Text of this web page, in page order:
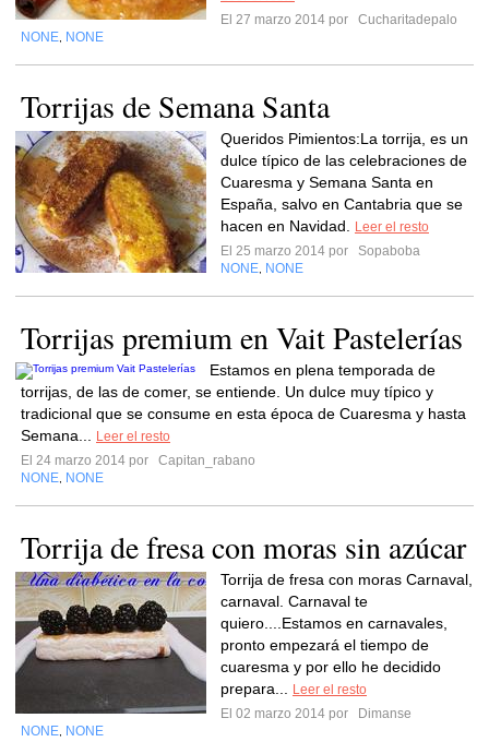
El 27 marzo 2014 por
Cucharitadepalo
NONE NONE
Torrijas de Semana Santa
Queridos Pimientos:La torrija, es un
dulce típico de las celebraciones de
Cuaresma y Semana Santa en
España, salvo en Cantabria que se
hacen en Navidad.
Leer el resto
El 25 marzo 2014 por
Sopaboba
NONE NONE
Torrijas premium en Vait Pastelerías
Estamos en plena temporada de
torrijas, de las de comer, se entiende. Un dulce muy típico y
tradicional que se consume en esta época de Cuaresma y hasta
Semana...
Leer el resto
El 24 marzo 2014 por
Capitan_rabano
NONE NONE
Torrija de fresa con moras sin azúcar
Torrija de fresa con moras Carnaval,
carnaval. Carnaval te
quiero....Estamos en carnavales,
pronto empezará el tiempo de
cuaresma y por ello he decidido
prepara...
Leer el resto
El 02 marzo 2014 por
Dimanse
NONE NONE